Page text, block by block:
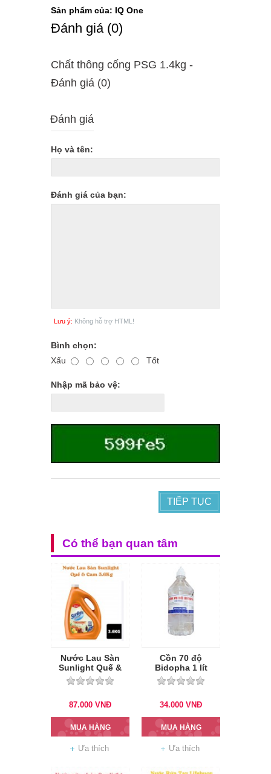
Sản phẩm của: IQ One
Ðánh giá (0)
Chất thông cống PSG 1.4kg -
Ðánh giá (0)
Đánh giá
Họ và tên:
Đánh giá của bạn:
Lưu ý: Không hỗ trợ HTML!
Bình chọn:
Xấu
Tốt
Nhập mã bảo vệ:
TIẾP TỤC
Có thể bạn quan tâm
Nước Lau Sàn
Sunlight Quế &
Cam 3.6Kg
87.000 VNĐ
MUA HÀNG
Ưa thích
Cồn 70 độ
Bidopha 1 lít
34.000 VNĐ
MUA HÀNG
Ưa thích